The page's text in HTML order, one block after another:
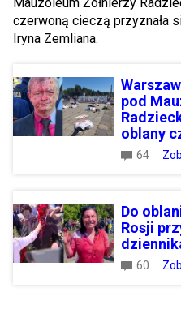
czerwoną cieczą przyznała
Iryna Zemliana.
pod
oblany
64
Do
Rosji
60